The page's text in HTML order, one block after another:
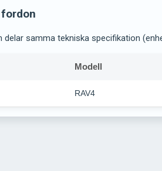
delar samma tekniska specifikation
Modell
RAV4